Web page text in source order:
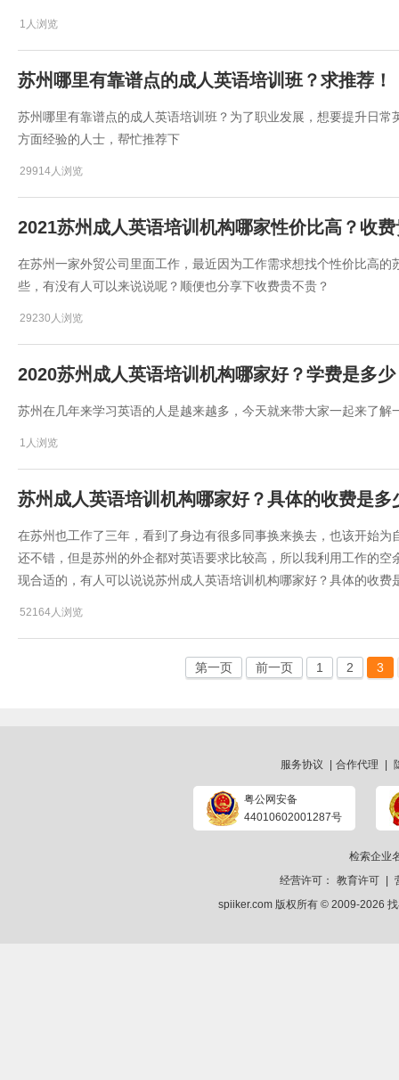
1人浏览
苏州哪里有靠谱点的成人英语培训班？求推荐！
苏州哪里有靠谱点的成人英语培训班？为了职业发展，想要提升日
方面经验的人士，帮忙推荐下
29914人浏览
2021苏州成人英语培训机构哪家性价比高？收
在苏州一家外贸公司里面工作，最近因为工作需求想找个性价比高
些，有没有人可以来说说呢？顺便也分享下收费贵不贵？
29230人浏览
2020苏州成人英语培训机构哪家好？学费是多少
苏州在几年来学习英语的人是越来越多，今天就来带大家一起来了
1人浏览
苏州成人英语培训机构哪家好？具体的收费是多
在苏州也工作了三年，看到了身边有很多同事换来换去，也该开始
还不错，但是苏州的外企都对英语要求比较高，所以我利用工作的
现合适的，有人可以说说苏州成人英语培训机构哪家好？具体的收费
52164人浏览
第一页 前一页 1 2 3
服务协议 合作代理
粤公网安备
44010602001287号
检索企业
经营许可：
教育许可
spiiker.com 版权所有 © 2009-2026